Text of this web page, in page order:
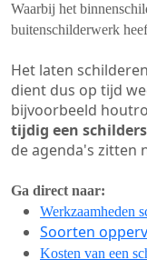
Waarbij het
buitenschilderwerk
Het laten
dient dus op tijd
bijvoorbeeld
tijdig een
de agenda's zitten
Ga direct naar:
Werkzaamheden
Soorten
Kosten van een